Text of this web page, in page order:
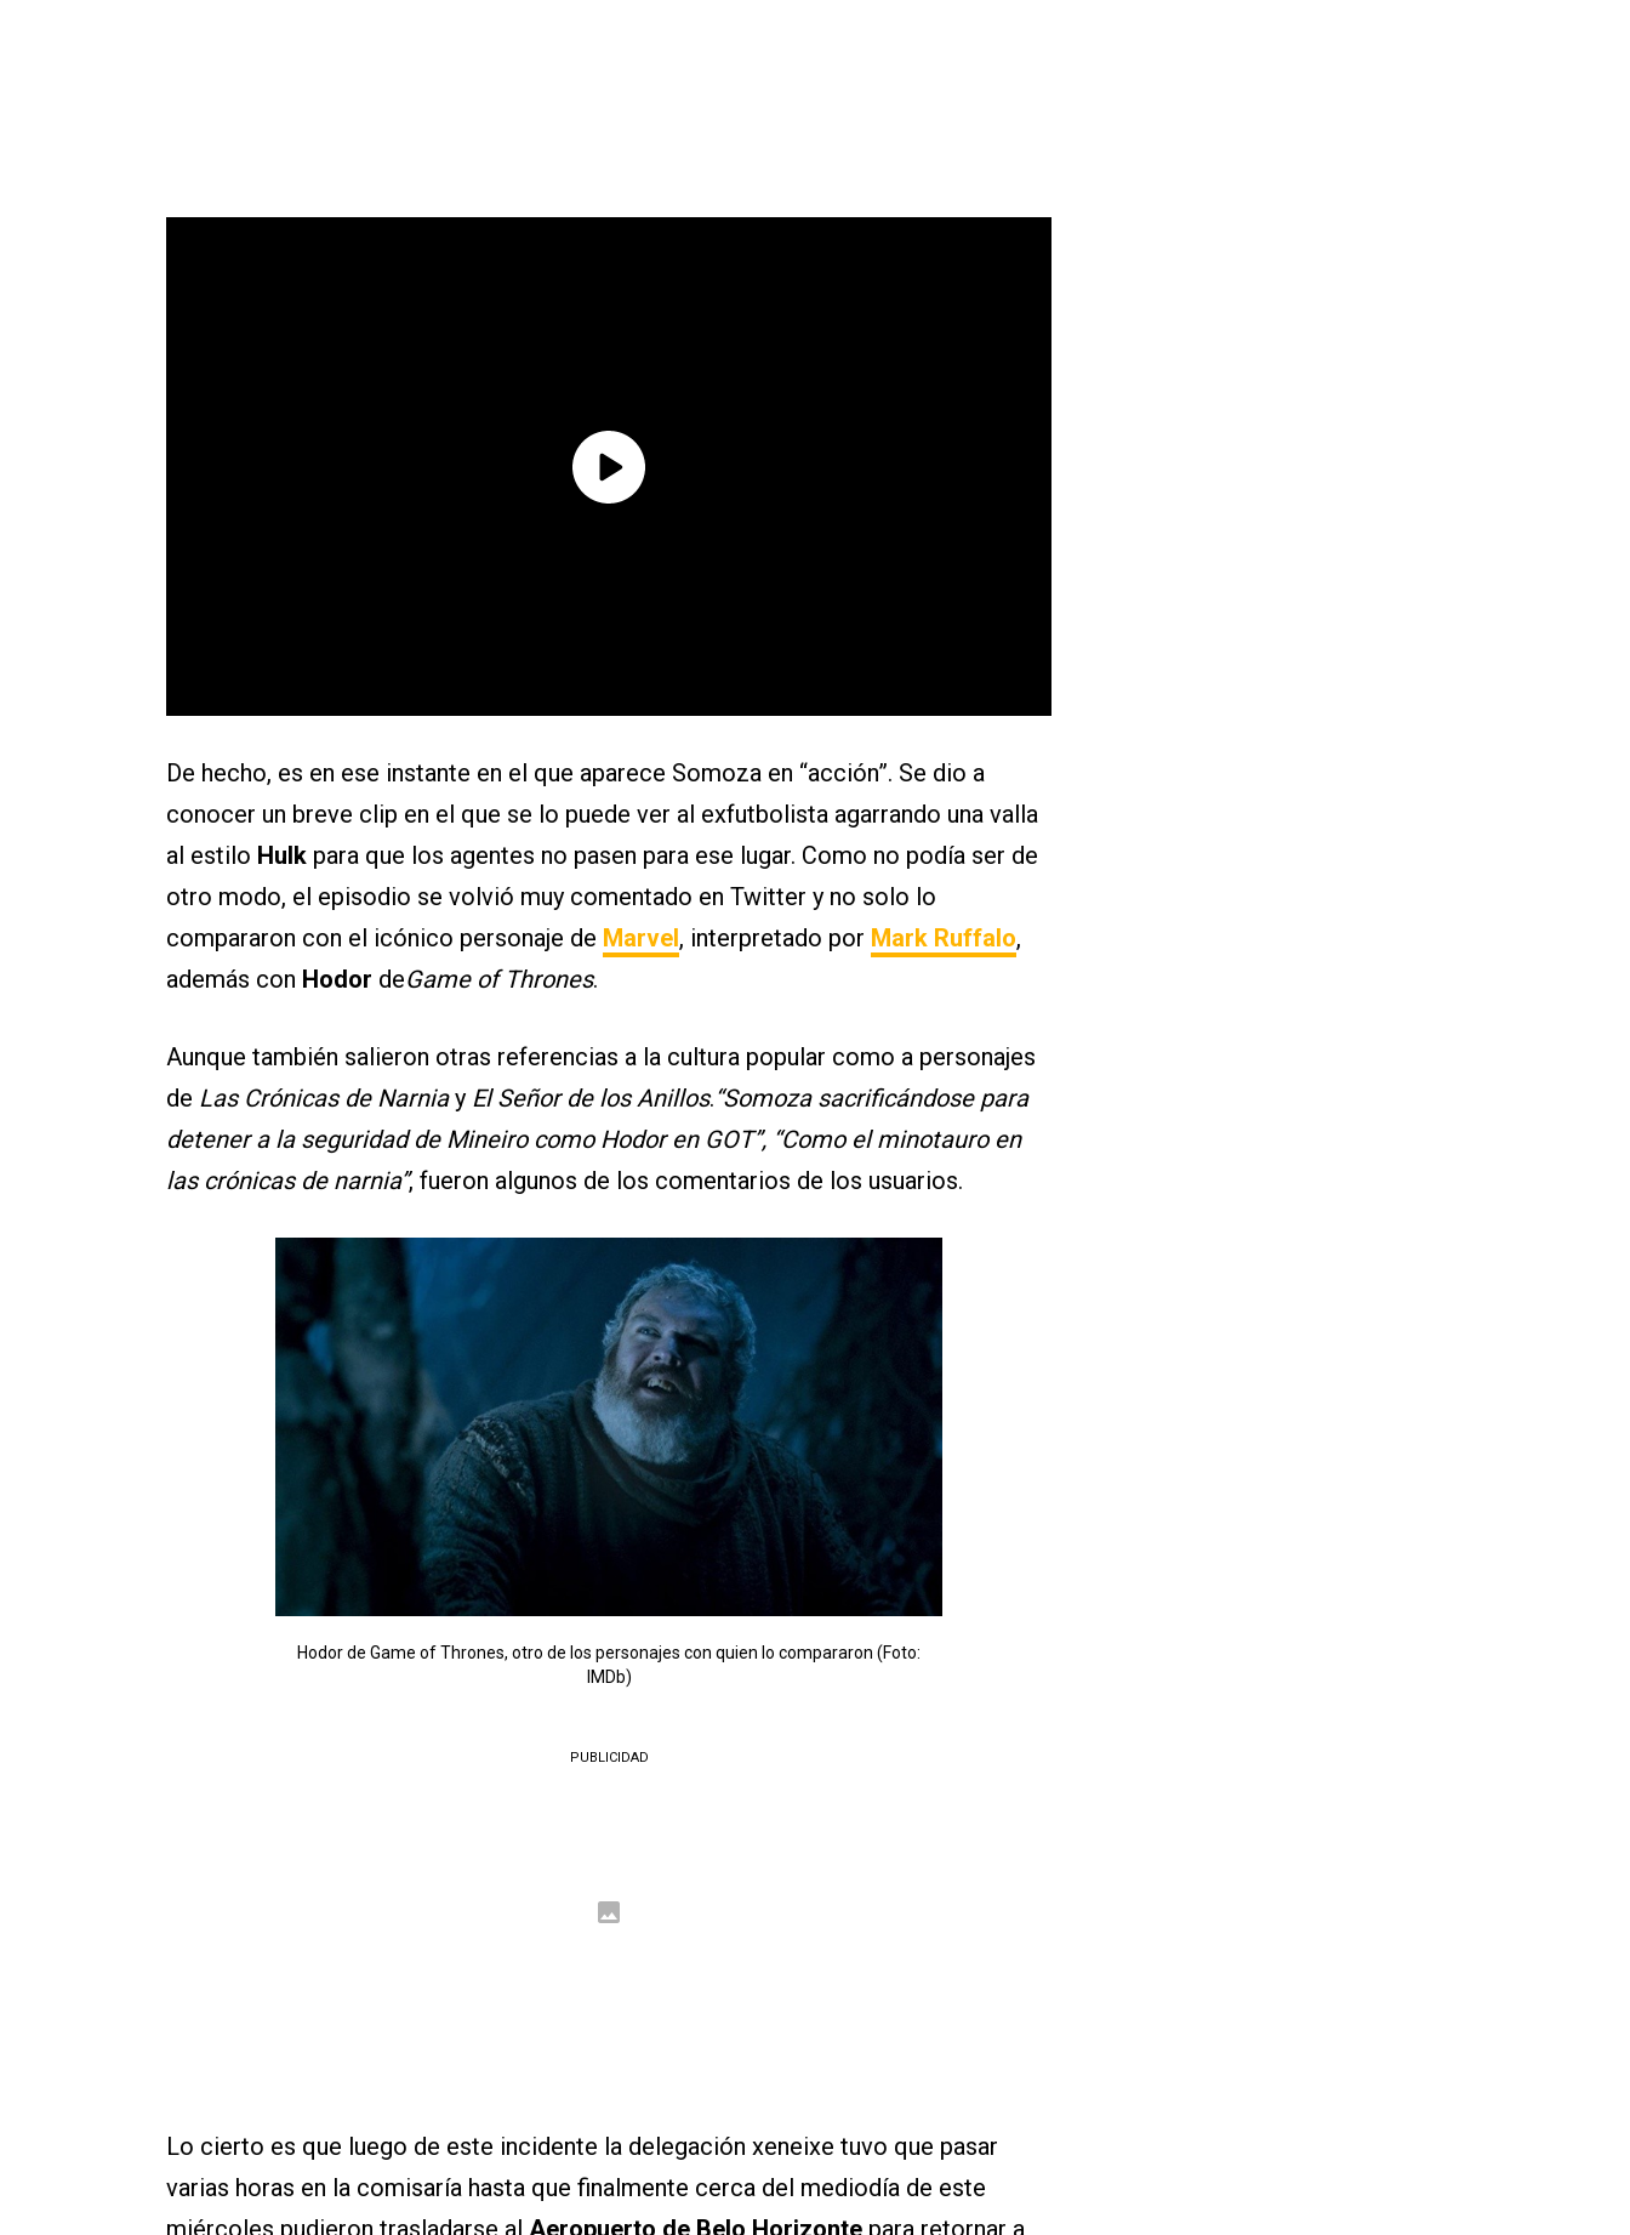
De hecho, es en ese instante en el que aparece Somoza en “acción”. Se dio a
conocer un breve clip en el que se lo puede ver al exfutbolista agarrando una valla
al estilo Hulk para que los agentes no pasen para ese lugar. Como no podía ser de
otro modo, el episodio se volvió muy comentado en Twitter y no solo lo
compararon con el icónico personaje de Marvel, interpretado por Mark Ruffalo,
además con Hodor deGame of Thrones.
Aunque también salieron otras referencias a la cultura popular como a personajes
de Las Crónicas de Narniay El Señor de los Anillos.“Somoza sacrificándose para
detener a la seguridad de Mineiro como Hodor en GOT”, “Como el minotauro en
las crónicas de narnia”, fueron algunos de los comentarios de los usuarios.
Hodor de Game of Thrones, otro de los personajes con quien lo compararon (Foto:
IMDb)
PUBLICIDAD
Lo cierto es que luego de este incidente la delegación xeneixe tuvo que pasar
varias horas en la comisaría hasta que finalmente cerca del mediodía de este
miércoles pudieron trasladarse al Aeropuerto de Belo Horizonte para retornar a